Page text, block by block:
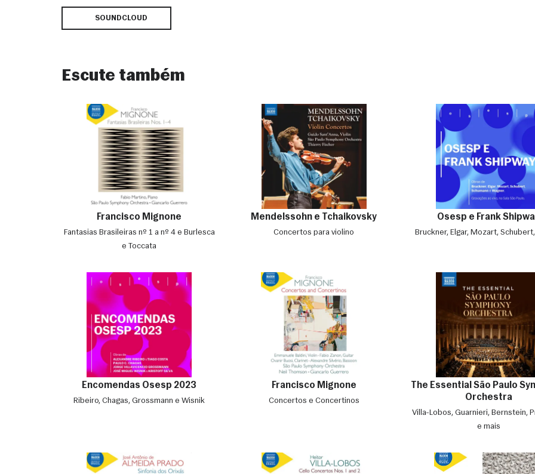
SOUNDCLOUD
Escute também
Francisco Mignone
Fantasias Brasileiras nº 1 a nº 4 e Burlesca
e Toccata
Mendelssohn e Tchaikovsky
Concertos para violino
Osesp e Frank
Bruckner, Elgar, Mozart,
Encomendas Osesp 2023
Ribeiro, Chagas, Grossmann e Wisnik
Francisco Mignone
Concertos e Concertinos
The Essential São Paulo
Orchestra
Villa-Lobos, Guarnieri, Bernstein,
e mais